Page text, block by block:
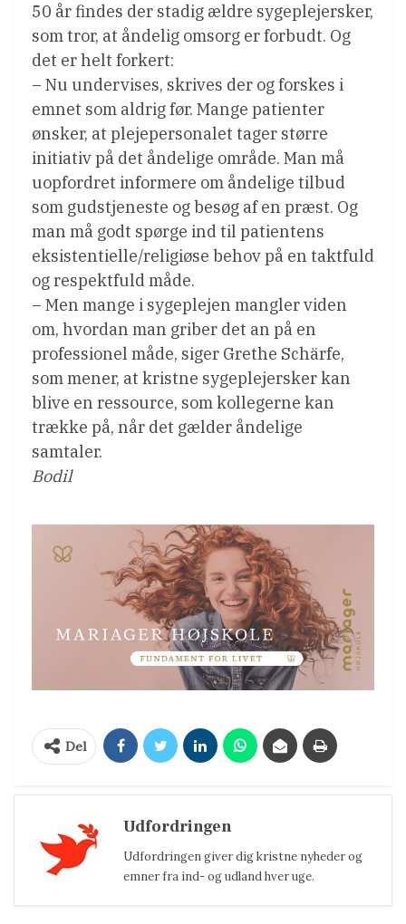
50 år findes der stadig ældre sygeplejersker,
som tror, at åndelig omsorg er forbudt. Og
det er helt forkert:
– Nu undervises, skrives der og forskes i
emnet som aldrig før. Mange patienter
ønsker, at plejepersonalet tager større
initiativ på det åndelige område. Man må
uopfordret informere om åndelige tilbud
som gudstjeneste og besøg af en præst. Og
man må godt spørge ind til patientens
eksistentielle/religiøse behov på en taktfuld
og respektfuld måde.
– Men mange i sygeplejen mangler viden
om, hvordan man griber det an på en
professionel måde, siger Grethe Schärfe,
som mener, at kristne sygeplejersker kan
blive en ressource, som kollegerne kan
trække på, når det gælder åndelige
samtaler.
Bodil
Del
Udfordringen
Udfordringen giver dig kristne nyheder og
emner fra ind- og udland hver uge.